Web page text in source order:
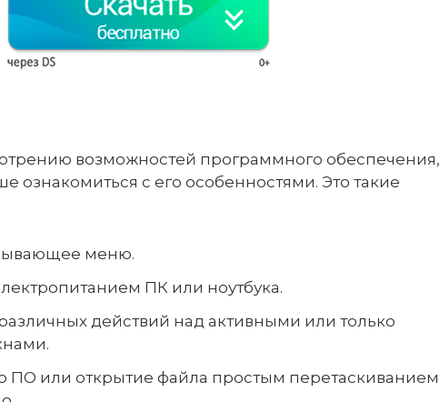
возможностей программного обеспечения,
ознакомиться с его особенностями. Это такие
меню.
ПК или ноутбука.
действий над активными или только
ПО или открытие файла простым перетаскиванием